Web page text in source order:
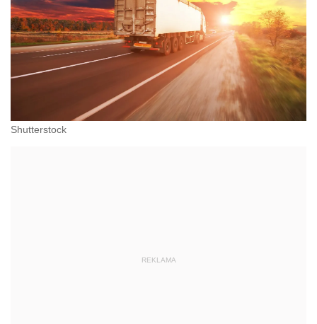
Shutterstock